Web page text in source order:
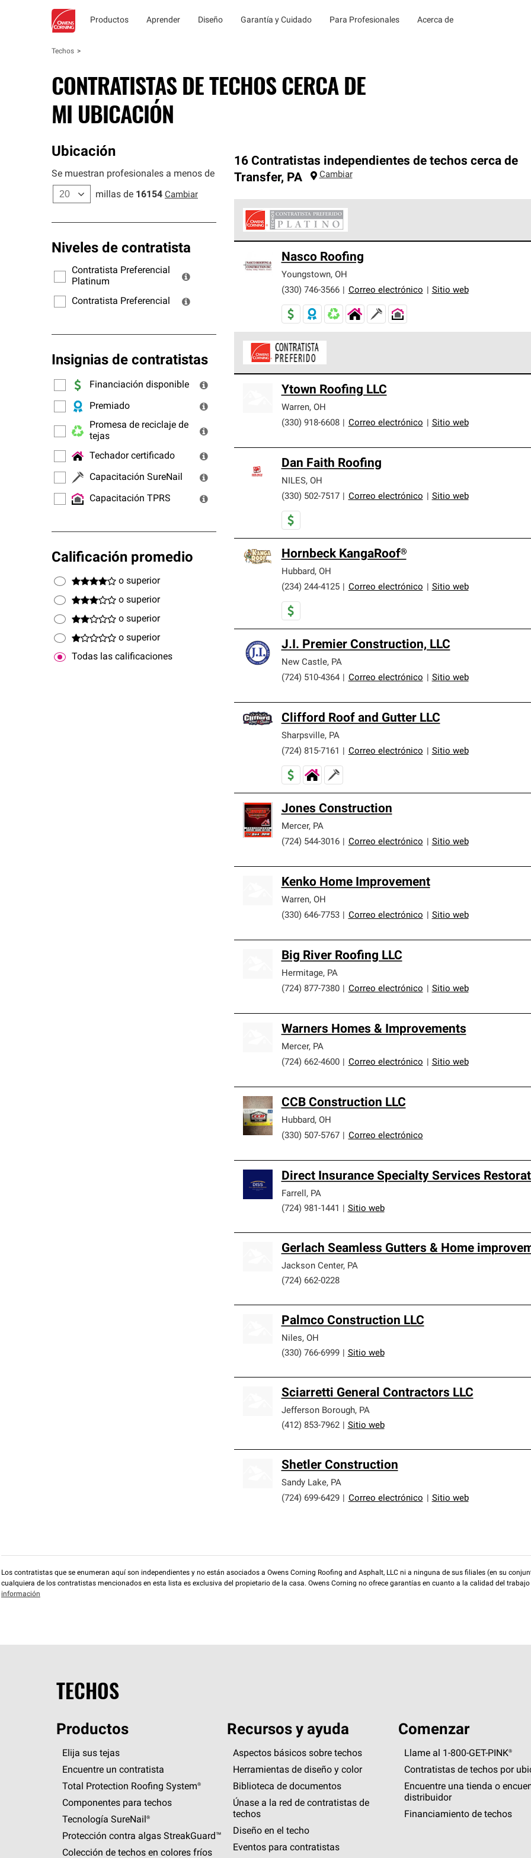
Productos Aprender Diseño Garantía y Cuidado Para Profesionales Acerca de
Techos
CONTRATISTAS DE TECHOS CERCA DE
MI UBICACIÓN
Ubicación
Se muestran profesionales a menos de
millas de 16154 Cambiar
Niveles de contratista
Contratista Preferencial
Platinum
Contratista Preferencial
Insignias de contratistas
Financiación disponible
Premiado
Promesa de reciclaje de
tejas
Techador certificado
Capacitación SureNail
Capacitación TPRS
Calificación promedio
o superior
o superior
o superior
o superior
Todas las calificaciones
16 Contratistas independientes de techos cerca de
Transfer, PA Cambiar
cumplen con estándares estrictos de profesionalismo, confiabilidad
ofrecer nuestra mejor garantía de sistemas de techos.
Nasco Roofing
Youngstown, OH
(330) 746-3566
Correo electrónico Sitio web
cumplen con altos estándares y requisitos estrictos de
Ytown Roofing LLC
Warren, OH
(330) 918-6608
Correo electrónico Sitio web
Dan Faith Roofing
NILES, OH
(330) 502-7517
Correo electrónico Sitio web
Hornbeck KangaRoof®
Hubbard , OH
(234) 244-4125
Correo electrónico Sitio web
J.I. Premier Construction, LLC
New Castle, PA
(724) 510-4364
Correo electrónico Sitio web
Clifford Roof and Gutter LLC
Sharpsville, PA
(724) 815-7161
Correo electrónico Sitio web
Jones Construction
Mercer, PA
(724) 544-3016
Correo electrónico Sitio web
Kenko Home Improvement
Warren, OH
(330) 646-7753
Correo electrónico Sitio web
Big River Roofing LLC
Hermitage, PA
(724) 877-7380
Correo electrónico Sitio web
Warners Homes & Improvements
Mercer, PA
(724) 662-4600
Correo electrónico Sitio web
CCB Construction LLC
Hubbard , OH
(330) 507-5767
Correo electrónico
Direct Insurance Specialty Services
Farrell , PA
(724) 981-1441
Sitio web
Gerlach Seamless Gutters & Home
Jackson Center, PA
(724) 662-0228
Palmco Construction LLC
Niles, OH
(330) 766-6999
Sitio web
Sciarretti General Contractors LLC
Jefferson Borough, PA
(412) 853-7962
Sitio web
Shetler Construction
Sandy Lake, PA
(724) 699-6429
Correo electrónico Sitio web
Los contratistas que se enumeran aquí son independientes y no están asociados a Owens Corning Roofing and Asphalt, LLC ni a ninguna de sus filiales (en su
cualquiera de los contratistas mencionados en esta lista es exclusiva del propietario de la casa. Owens Corning no ofrece garantías en cuanto a la calidad del
información
TECHOS
Productos
Elija sus tejas
Encuentre un contratista
Total Protection Roofing System®
Componentes para techos
Tecnología SureNail®
Protección contra algas StreakGuard™
Colección de techos en colores fríos
Recursos y ayuda
Aspectos básicos sobre techos
Herramientas de diseño y color
Biblioteca de documentos
Únase a la red de contratistas de
techos
Diseño en el techo
Eventos para contratistas
Comenzar
Llame al 1-800-GET-PINK®
Contratistas de techos por
Encuentre una tienda o
distribuidor
Financiamiento de techos